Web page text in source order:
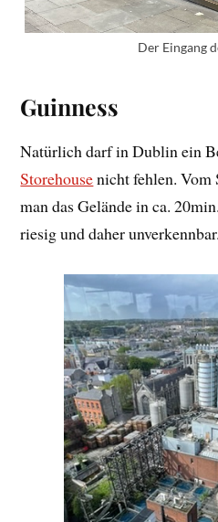
Der Eingang
Guinness
Natürlich darf in Dublin ein
Storehousenicht fehlen. Vom
man das Gelände in ca.
riesig und daher unverkennbar.